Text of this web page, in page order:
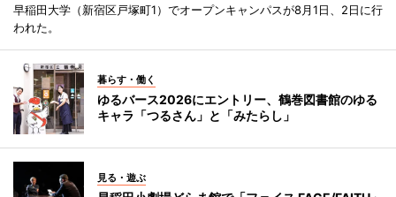
早稲田大学（新宿区戸塚町1）でオープンキャンパスが8月1日、2日に行
われた。
暮らす・働く
ゆるバース2026にエントリー、鶴巻図書館のゆる
キャラ「つるさん」と「みたらし」
見る・遊ぶ